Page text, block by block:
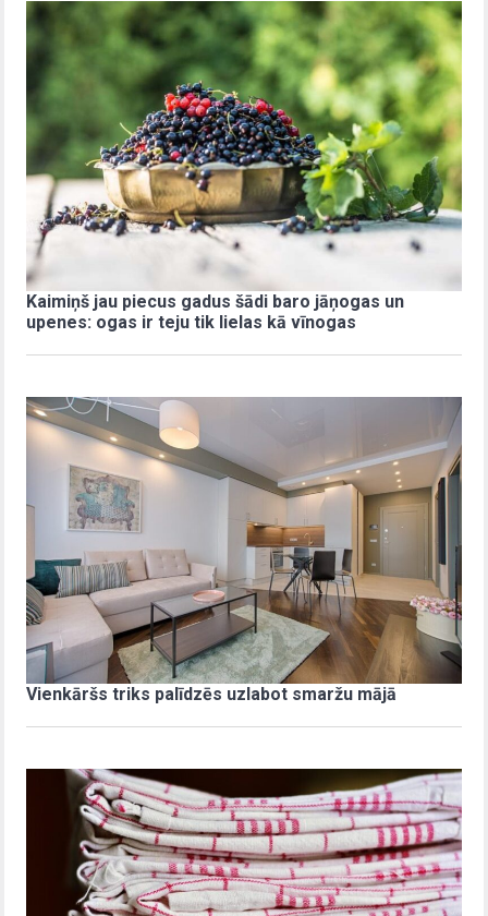
Kaimiņš jau piecus gadus šādi baro jāņogas un
upenes: ogas ir teju tik lielas kā vīnogas
Vienkāršs triks palīdzēs uzlabot smaržu mājā